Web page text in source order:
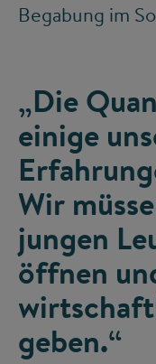
Begabung im
„Die
einige
Wir
jungen
öffnen
geben.“